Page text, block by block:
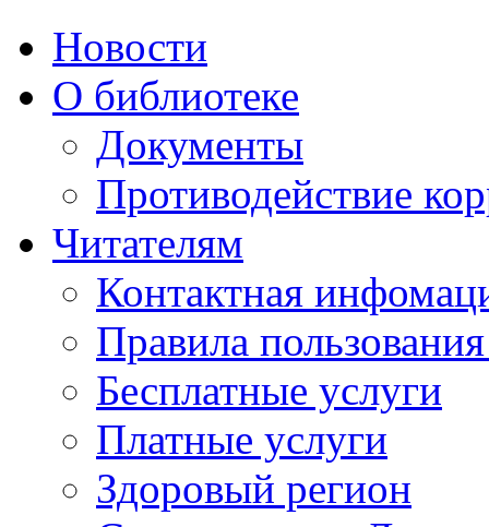
Новости
О библиотеке
Документы
Противодействие
Читателям
Контактная
Правила
Бесплатные услуги
Платные услуги
Здоровый регион